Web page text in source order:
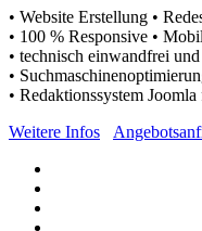
• Website Erstellung •
• 100 % Responsive •
• technisch einwandfrei
•
• Redaktionssystem
Weitere Infos